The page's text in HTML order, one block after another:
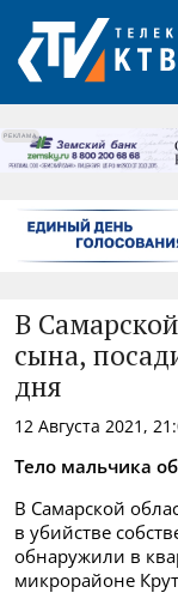
РЕКЛАМА
В
сына,
дня
12 Августа 2021,
Тело мальчика
В Самарской
в убийстве
обнаружили в
микрорайоне